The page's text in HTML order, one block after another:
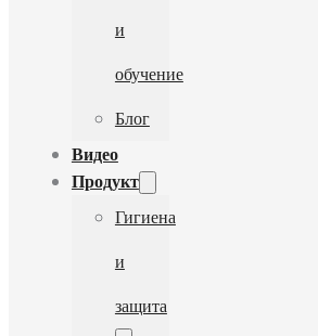
и
обучение
Блог
Видео
Продукт
Гигиена
и
защита